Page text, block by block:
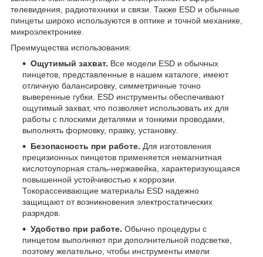
телевидения, радиотехники и связи. Также ESD и обычные
пинцеты широко используются в оптике и точной механике,
микроэлектронике.
Преимущества использования:
Ощутимый захват. Все модели ESD и обычных
пинцетов, представленные в нашем каталоге, имеют
отличную балансировку, симметричные точно
выверенные губки. ESD инструменты обеспечивают
ощутимый захват, что позволяет использовать их для
работы с плоскими деталями и тонкими проводами,
выполнять формовку, правку, установку.
Безопасность при работе. Для изготовления
прецизионных пинцетов применяется немагнитная
кислотоупорная сталь-нержавейка, характеризующаяся
повышенной устойчивостью к коррозии.
Токорассеивающие материалы ESD надежно
защищают от возникновения электростатических
разрядов.
Удобство при работе. Обычно процедуры с
пинцетом выполняют при дополнительной подсветке,
поэтому желательно, чтобы инструменты имели